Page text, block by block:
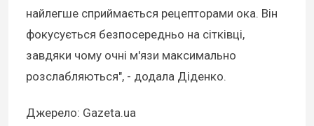
найлегше сприймається рецепторами ока. Він
фокусується безпосередньо на сітківці,
завдяки чому очні м'язи максимально
розслабляються", - додала Діденко.
Джерело: Gazeta.ua